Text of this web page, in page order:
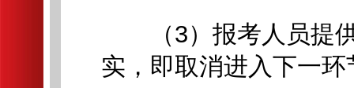
（3）报考人员提供
实，即取消进入下一环